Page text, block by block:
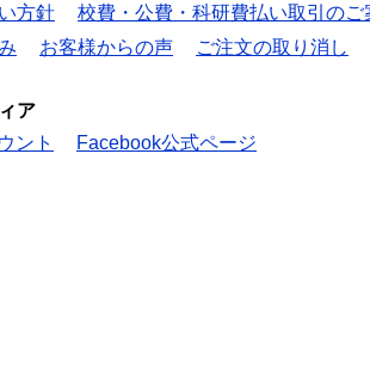
方針
校費・公費・科研費払い取引のご
お客様からの声 ご注文の取り消し
ア
ント
Facebook公式ページ